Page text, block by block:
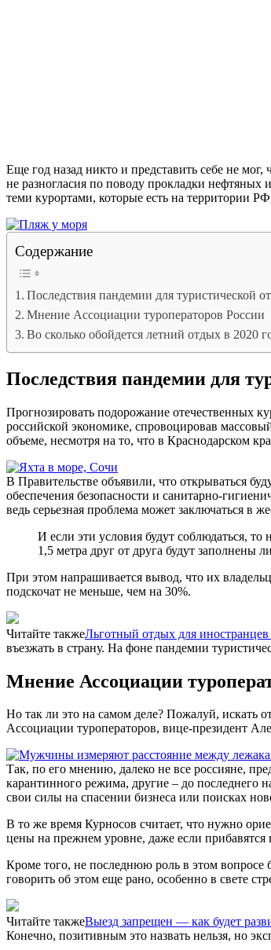
Еще год назад никто и представить себе не
не разногласия по поводу прокладки нефтяных
теми курортами, которые есть на территории
Содержание
Последствия пандемии для туристической
Мнение Ассоциации туроператоров России
Во сколько обойдется летний отдых в 2020
Последствия пандемии для
Прогнозировать подорожание отечественных
российской экономике, спровоцировав
объеме, несмотря на то, что в Краснодарском
В Правительстве объявили, что открываться
обеспечения безопасности и санитарно-
ведь серьезная проблема может заключаться в
И если эти условия будут соблюдаться,
1,5 метра друг от друга будут заполнены
При этом напрашивается вывод, что их
подскочат не меньше, чем на 30%.
Читайте такжеЛьготный отдых для
въезжать в страну. На фоне пандемии
Мнение Ассоциации
Но так ли это на самом деле? Пожалуй, искать
Ассоциации туроператоров, вице-президент
Так, по его мнению, далеко не все россияне,
карантинного режима, другие – до последнего
свои силы на спасении бизнеса или поисках
В то же время Курносов считает, что нужно
цены на прежнем уровне, даже если
Кроме того, не последнюю роль в этом вопросе
говорить об этом еще рано, особенно в свете
Читайте такжеВыезд запрещен — как будет
Конечно, позитивным это назвать нельзя, но